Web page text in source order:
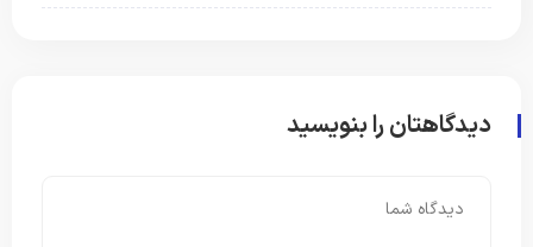
دیدگاهتان را بنویسید